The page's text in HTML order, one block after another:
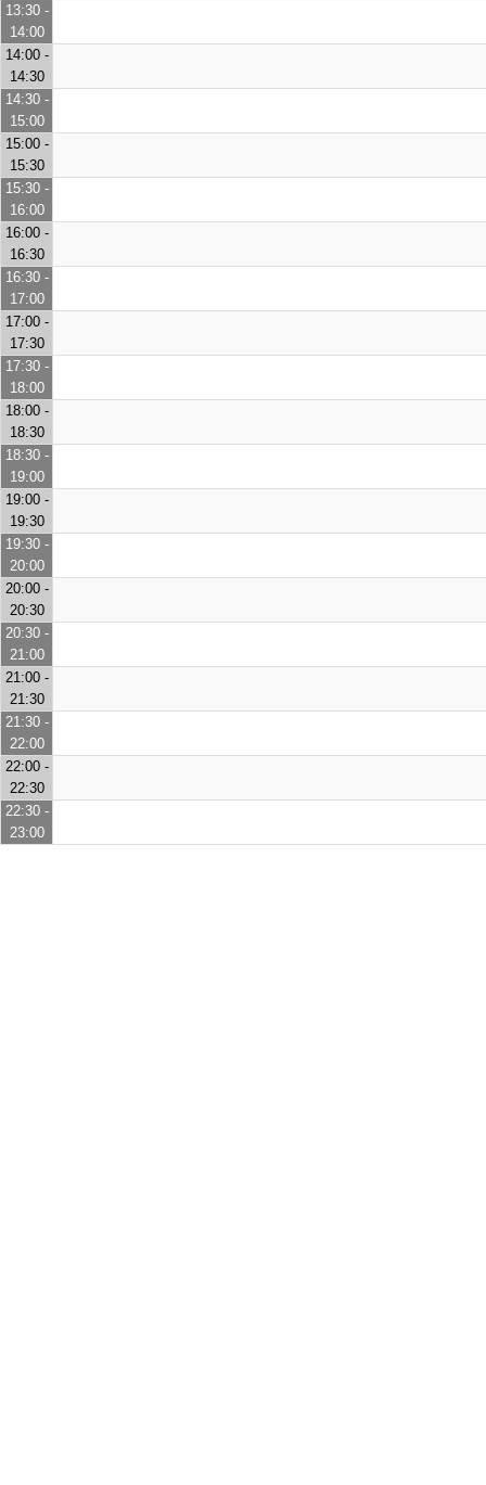
13:30 -
14:00
14:00 -
14:30
14:30 -
15:00
15:00 -
15:30
15:30 -
16:00
16:00 -
16:30
16:30 -
17:00
17:00 -
17:30
17:30 -
18:00
18:00 -
18:30
18:30 -
19:00
19:00 -
19:30
19:30 -
20:00
20:00 -
20:30
20:30 -
21:00
21:00 -
21:30
21:30 -
22:00
22:00 -
22:30
22:30 -
23:00